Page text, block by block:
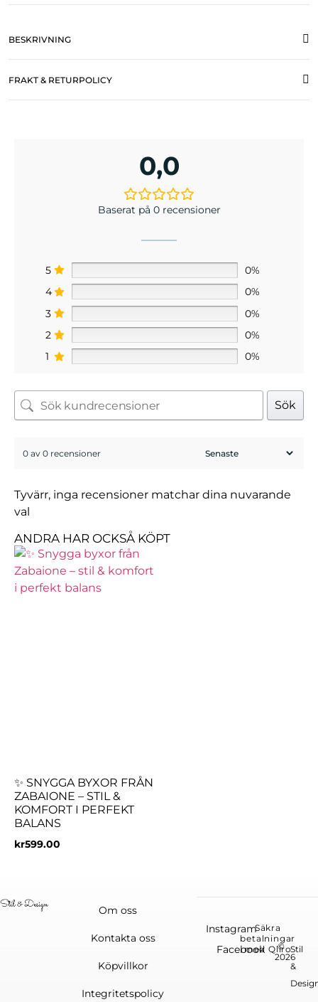
BESKRIVNING
FRAKT & RETURPOLICY
0,0
Baserat på 0 recensioner
5
0%
4
0%
3
0%
2
0%
1
0%
Sök
0 av 0 recensioner
Tyvärr, inga recensioner matchar dina nuvarande
val
ANDRA HAR OCKSÅ KÖPT
✨ SNYGGA BYXOR FRÅN
ZABAIONE – STIL &
KOMFORT I PERFEKT
BALANS
kr599.00
Om oss
Kontakta oss
Köpvillkor
Integritetspolicy
©
2026
Stil
&
Instagram
Facebook
Säkra
betalningar
med Qliro